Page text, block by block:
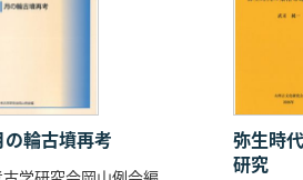
の輪古墳再考
弥生時
研究